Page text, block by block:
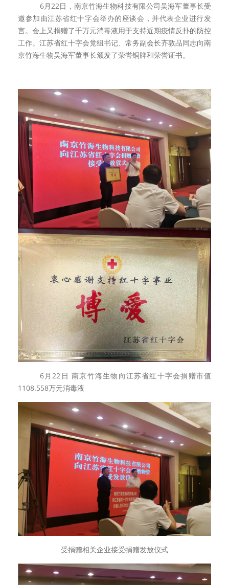
6月 22日，南京竹海生物科技有限公司吴海军董事长受
邀参加由江苏省红十字会举办的座谈会，并代表企业进行发
言。会上又捐赠了千万元消毒液用于支持近期疫情反扑的防控
工作。江苏省红十字会党组书记、常务副会长齐敦品同志向南
京竹海生物吴海军董事长颁发了荣誉铜牌和荣誉证书。
6月22 日 南京竹海生物向江苏省红十字会捐赠市值
1108.558万元消毒液
受捐赠相关企业接受捐赠发放仪式